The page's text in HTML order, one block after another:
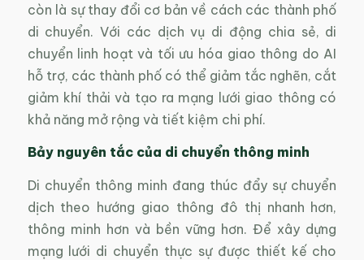
còn là sự thay đổi cơ bản về cách các thành phố
di chuyển. Với các dịch vụ di động chia sẻ, di
chuyển linh hoạt và tối ưu hóa giao thông do AI
hỗ trợ, các thành phố có thể giảm tắc nghẽn, cắt
giảm khí thải và tạo ra mạng lưới giao thông có
khả năng mở rộng và tiết kiệm chi phí.
Bảy nguyên tắc của di chuyển thông minh
Di chuyển thông minh đang thúc đẩy sự chuyển
dịch theo hướng giao thông đô thị nhanh hơn,
thông minh hơn và bền vững hơn. Để xây dựng
mạng lưới di chuyển thực sự được thiết kế cho